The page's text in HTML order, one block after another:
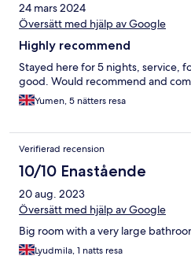
24 mars 2024
Översätt med hjälp av Google
Highly recommend
Stayed here for 5 nights, service,
good. Would recommend and
Yumen, 5 nätters resa
Verifierad recension
10/10 Enastående
20 aug. 2023
Översätt med hjälp av Google
Big room with a very large
Lyudmila, 1 natts resa